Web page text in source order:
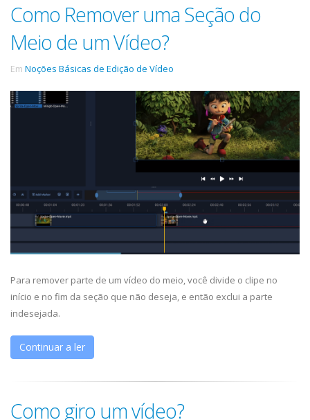
Como Remover uma Seção do
Meio de um Vídeo?
Em Noções Básicas de Edição de Vídeo
Para remover parte de um vídeo do meio, você divide o clipe no
início e no fim da seção que não deseja, e então exclui a parte
indesejada.
Continuar a ler
Como giro um vídeo?